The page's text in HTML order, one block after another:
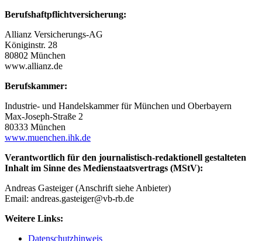
Berufshaftpflichtversicherung:
Allianz Versicherungs-AG
Königinstr. 28
80802 München
www.allianz.de
Berufskammer:
Industrie- und Handelskammer für München und Oberbayern
Max-Joseph-Straße 2
80333 München
www.muenchen.ihk.de
Verantwortlich für den journalistisch-redaktionell gestalteten
Inhalt im Sinne des Medienstaatsvertrags (MStV):
Andreas Gasteiger (Anschrift siehe Anbieter)
Email: andreas.gasteiger@vb-rb.de
Weitere Links:
Datenschutzhinweis